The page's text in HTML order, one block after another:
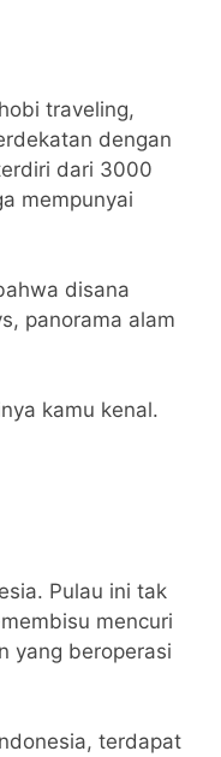
traveling,
dengan
dari 3000
mempunyai
disana
panorama alam
kamu kenal.
Pulau ini tak
mencuri
yang beroperasi
terdapat